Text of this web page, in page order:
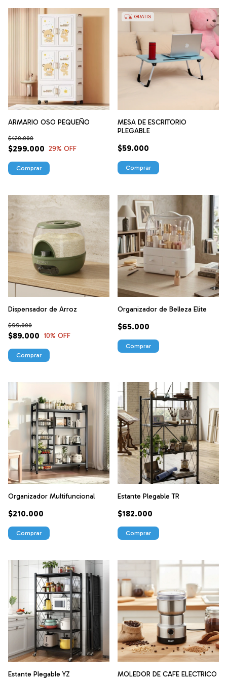
ARMARIO OSO PEQUEÑO
$299.000
$420.000
29% OFF
Comprar
GRATIS
MESA DE ESCRITORIO
PLEGABLE
$59.000
Comprar
Dispensador de Arroz
$89.000
$99.000
10% OFF
Comprar
Organizador de Belleza Elite
$65.000
Comprar
Organizador Multifuncional
$210.000
Comprar
Estante Plegable TR
$182.000
Comprar
Estante Plegable YZ MOLEDOR DE CAFE ELECTRICO